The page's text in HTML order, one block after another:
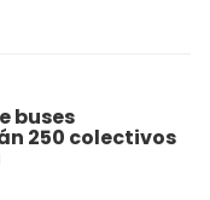
buses
250 colectivos